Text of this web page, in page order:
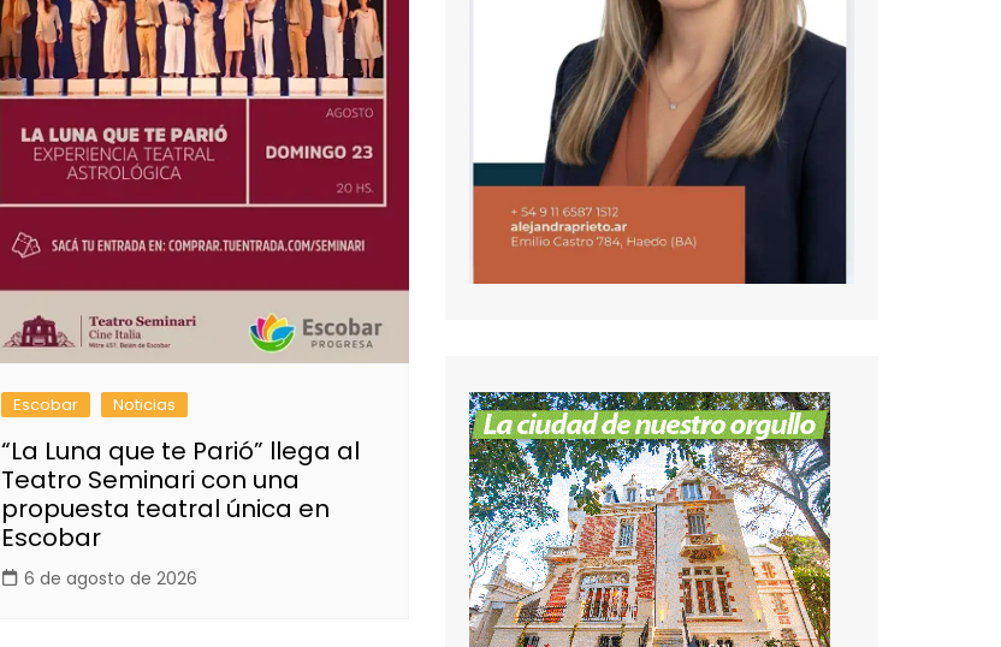
Escobar Noticias
“La Luna que te Parió” llega al
Teatro Seminari con una
propuesta teatral única en
Escobar
6 de agosto de 2026